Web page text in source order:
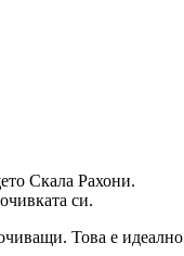
Скала Рахони.
си.
Това е идеално